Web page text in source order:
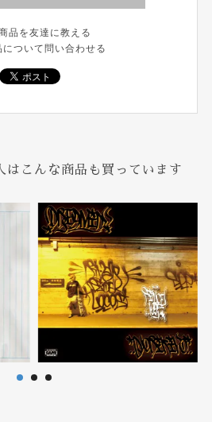
品を友達に教える
について問い合わせる
はこんな商品も買っています